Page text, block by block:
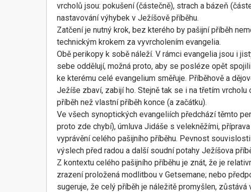
vrcholů jsou: pokušení (částečně), strach a bázeň
nastavování výhybek v Ježíšově příběhu.
Zatčení je nutný krok, bez kterého by pašijní příběh
technickým krokem za vyvrcholením evangelia.
Obě perikopy k sobě náleží. V rámci evangelia jsou i
sebe oddělují, možná proto, aby se posléze opět
ke kterému celé evangelium směřuje. Příběhově a
Ježíše zbaví, zabijí ho. Stejně tak se i na třetím
příběh než vlastní příběh konce (a začátku).
Ve všech synoptických evangeliích předchází těmto
proto zde chybí), úmluva Jidáše s velekněžími,
vyprávění celého pašijního příběhu. Pevnost
výslech před radou a další soudní potahy Ježíšova
Z kontextu celého pašijního příběhu je znát, že je
zrazení proložená modlitbou v Getsemane; nebo
sugeruje, že celý příběh je náležitě promyšlen,